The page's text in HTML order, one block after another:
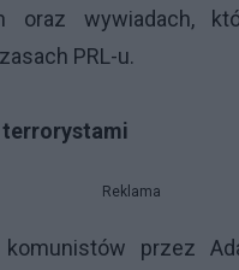
oraz wywiadach,
PRL-u.
terrorystami
Reklama
komunistów przez